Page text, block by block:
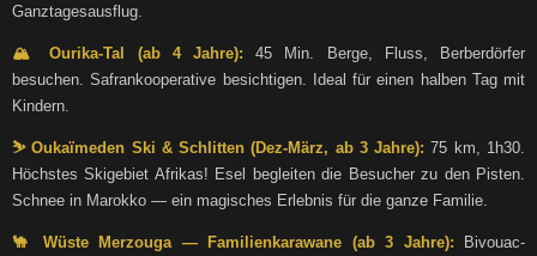
Ganztagesausflug.
🏔️ Ourika-Tal (ab 4 Jahre): 45 Min. Berge, Fluss, Berberdörfer
besuchen. Safrankooperative besichtigen. Ideal für einen halben Tag mit
Kindern.
⛷️ Oukaïmeden Ski & Schlitten (Dez-März, ab 3 Jahre): 75 km, 1h30.
Höchstes Skigebiet Afrikas! Esel begleiten die Besucher zu den Pisten.
Schnee in Marokko — ein magisches Erlebnis für die ganze Familie.
🐪 Wüste Merzouga — Familienkarawane (ab 3 Jahre): Bivouac-